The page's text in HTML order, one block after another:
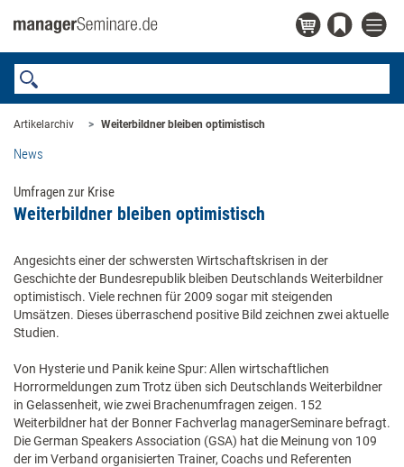
Artikelarchiv Weiterbildner bleiben optimistisch
News
Umfragen zur Krise
Weiterbildner bleiben optimistisch
Angesichts einer der schwersten Wirtschaftskrisen in der
Geschichte der Bundesrepublik bleiben Deutschlands Weiterbildner
optimistisch. Viele rechnen für 2009 sogar mit steigenden
Umsätzen. Dieses überraschend positive Bild zeichnen zwei aktuelle
Studien.
Von Hysterie und Panik keine Spur: Allen wirtschaftlichen
Horrormeldungen zum Trotz üben sich Deutschlands Weiterbildner
in Gelassenheit, wie zwei Brachenumfragen zeigen. 152
Weiterbildner hat der Bonner Fachverlag managerSeminare befragt.
Die German Speakers Association (GSA) hat die Meinung von 109
der im Verband organisierten Trainer, Coachs und Referenten